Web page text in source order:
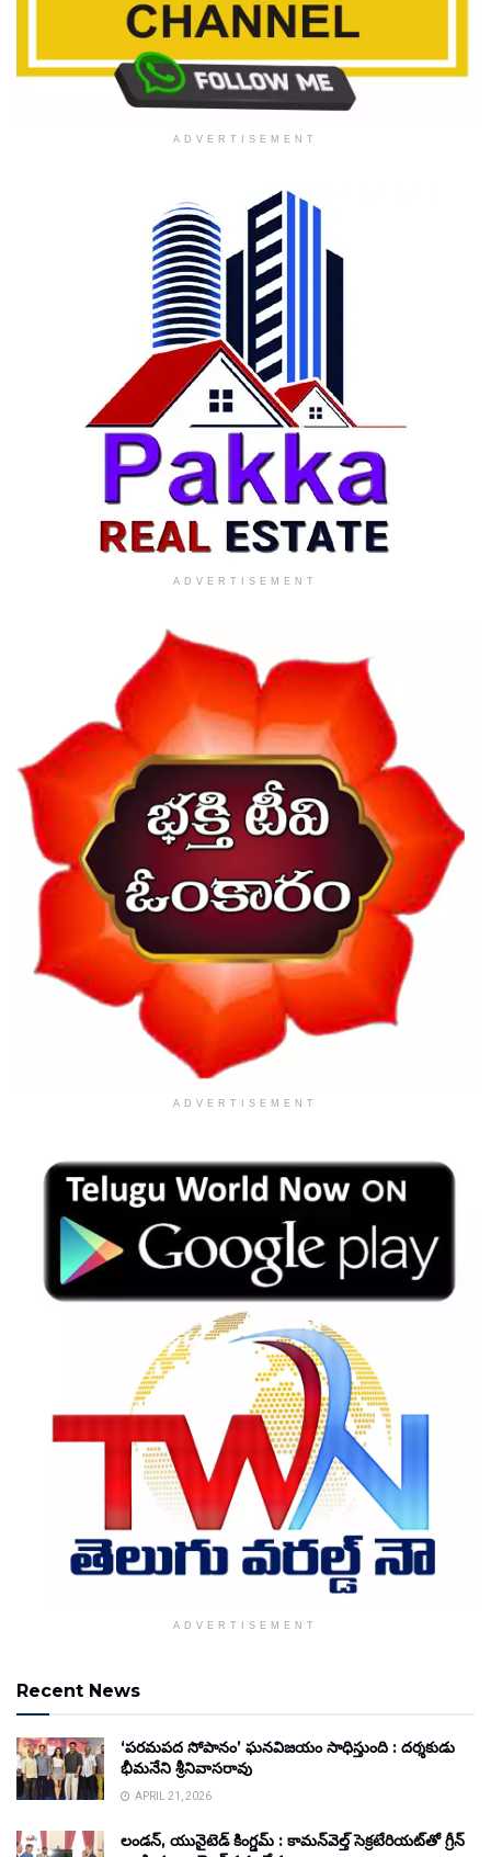
ADVERTISEMENT
ADVERTISEMENT
ADVERTISEMENT
ADVERTISEMENT
Recent News
‘పరమపద సోపానం’ ఘనవిజయం సాధిస్తుంది : దర్శకుడు
భీమనేని శ్రీనివాసరావు
APRIL 21, 2026
లండన్, యునైటెడ్ కింగ్డమ్ : కామన్‌వెల్త్ సెక్రటేరియట్‌తో గ్రీన్